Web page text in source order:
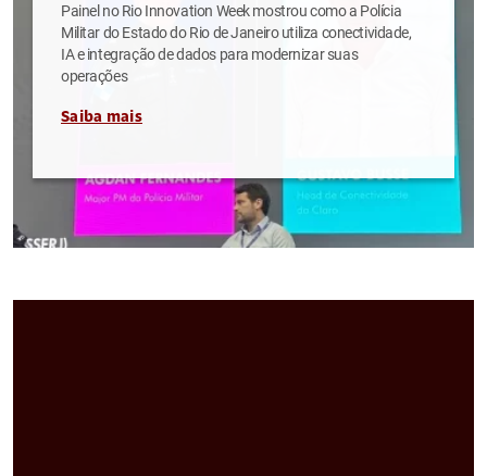
Painel no Rio Innovation Week mostrou como a Polícia
Militar do Estado do Rio de Janeiro utiliza conectividade,
IA e integração de dados para modernizar suas
operações
Saiba mais